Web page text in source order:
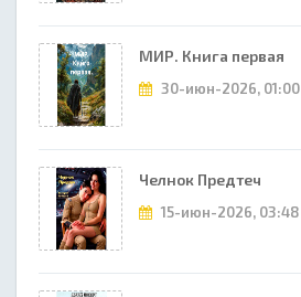
МИР. Книга первая
30-июн-2026, 01:00
Челнок Предтеч
15-июн-2026, 03:48